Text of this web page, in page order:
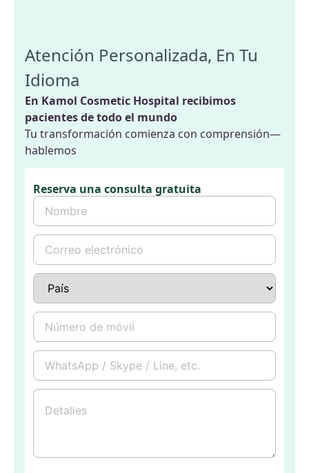
Atención Personalizada, En Tu
Idioma
En Kamol Cosmetic Hospital recibimos
pacientes de todo el mundo
Tu transformación comienza con comprensión—
hablemos
Reserva una consulta gratuita